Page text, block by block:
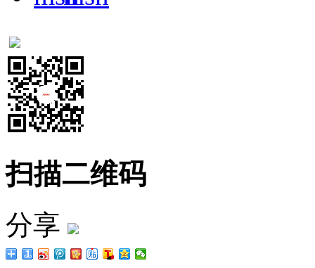
扫描二维码
分享